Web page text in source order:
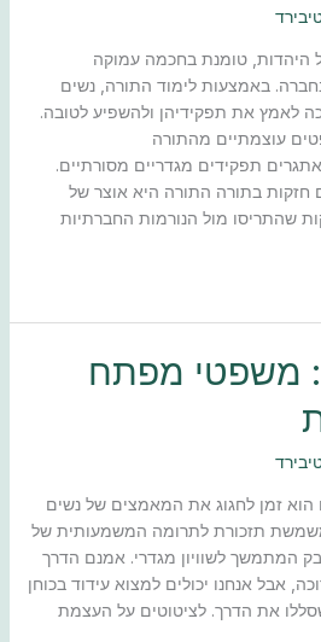
טומנת בחכמה עמוקה
באמצעות לימוד התורה, נשים
לאמץ את תפקידיהן ולהשפיע לטובה.
עוצמתיים מהתורה
תפקידים מגדריים מסורתיים.
חזקות בתורה התורה היא אוצר של
שהתריסו מול הנורמות החברתיות
משפטי מפתח
הוא זמן לחגוג את המאמצים של נשים
תזכורת לתרומה המשמעותית של
המתמשך לשוויון מגדרי. אמנם הדרך
אבל אנחנו יכולים למצוא עידוד בכוחן
את הדרך. לציטוטים על העצמת